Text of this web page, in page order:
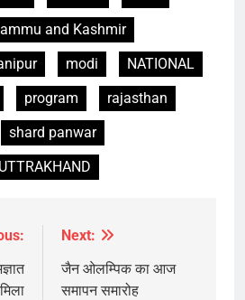
and Kashmir
modi
NATIONAL
program
rajasthan
shard panwar
UTTRAKHAND
Next:
जैन ओलम्पिक का आज
समापन समारोह